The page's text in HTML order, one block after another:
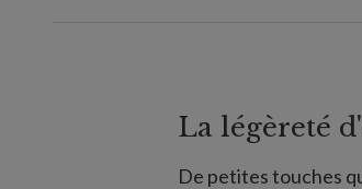
La légèreté
De petites touches